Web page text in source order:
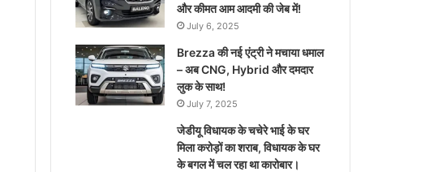
और कीमत आम आदमी की जेब में!
July 6, 2025
Brezza की नई एंट्री ने मचाया धमाल
– अब CNG, Hybrid और दमदार
लुक के साथ!
July 7, 2025
जेडीयू विधायक के चचेरे भाई के घर
मिला करोड़ों का शराब, विधायक के घर
के बगल में चल रहा था कारोबार।